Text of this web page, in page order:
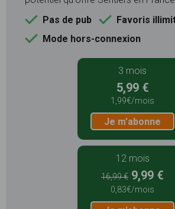
Pas de pub
Favoris
Mode hors-connexion
3 mois
5,99 €
1,99€/mois
Je m'abonne
12 mois
16,99 € 9,99 €
0,83€/mois